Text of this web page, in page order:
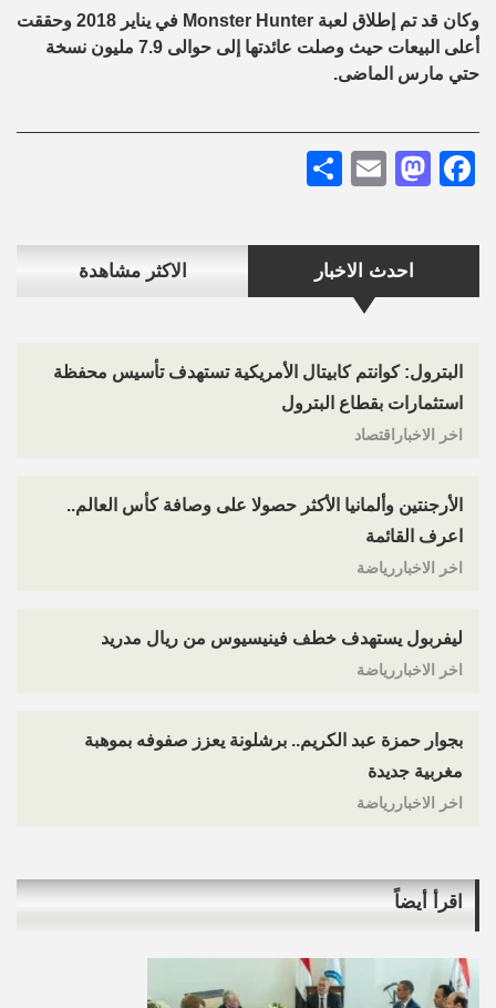
احدث الاخبار الاكثر مشاهدة
البترول: كوانتم كابيتال الأمريكية تستهدف تأسيس محفظة
استثمارات بقطاع البترول
اخر الاخباراقتصاد
الأرجنتين وألمانيا الأكثر حصولا على وصافة كأس العالم..
اعرف القائمة
اخر الاخباررياضة
ليفربول يستهدف خطف فينيسيوس من ريال مدريد
اخر الاخباررياضة
بجوار حمزة عبد الكريم.. برشلونة يعزز صفوفه بموهبة
مغربية جديدة
اخر الاخباررياضة
وكان قد تم إطلاق لعبة Monster Hunter في يناير 2018 وحققت
أعلى البيعات حيث وصلت عائدتها إلى حوالى 7.9 مليون نسخة
حتي مارس الماضى.
Facebook
Mastodon
Email
اقرأ أيضاً